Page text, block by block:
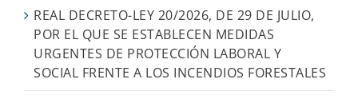
REAL DECRETO-LEY 20/2026, DE 29 DE JULIO,
POR EL QUE SE ESTABLECEN MEDIDAS
URGENTES DE PROTECCIÓN LABORAL Y
SOCIAL FRENTE A LOS INCENDIOS FORESTALES